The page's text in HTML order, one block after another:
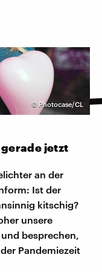
© Photocase/CL
jetzt
an der
Ist der
kitschig?
unsere
besprechen,
Pandemiezeit